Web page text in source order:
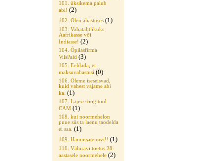
101. üksikema palub
abi! (2)
102. Olen ahastuses (1)
103. Vabatahtlikuks
Aafrikasse või
Indiasse! (2)
104. Õpilasfirma
ViisPaid (3)
105. Eeldada, et
maksuvabastusi (0)
106. Oleme iseseisvad,
kuid vahest vajame abi
ka. (1)
107. Lapse söögitool
CAM (1)
108. kui noormehelon
puue siis ta laenu taodelda
ei saa. (1)
109. Hammsate ravi!! (1)
110. Vähiravi toetus 28-
aastasele noormehele (2)